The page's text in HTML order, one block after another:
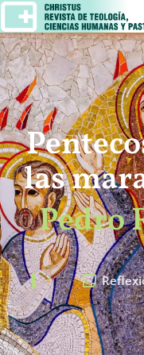
las
Pedro